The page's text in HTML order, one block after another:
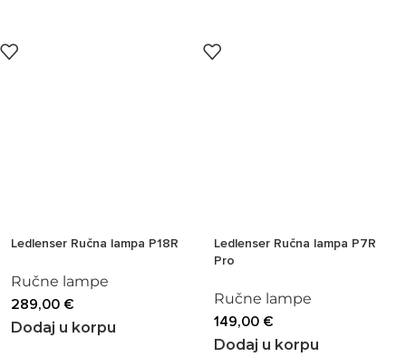
Ledlenser Ručna lampa P18R
Ručne lampe
289,00 €
Dodaj u korpu
Ledlenser Ručna lampa P7R
Pro
Ručne lampe
149,00 €
Dodaj u korpu